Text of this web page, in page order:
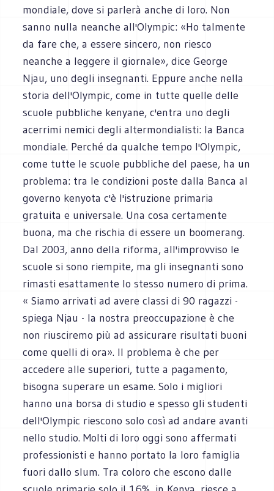
mondiale, dove si parlerà anche di loro. Non
sanno nulla neanche all'Olympic: «Ho talmente
da fare che, a essere sincero, non riesco
neanche a leggere il giornale», dice George
Njau, uno degli insegnanti. Eppure anche nella
storia dell'Olympic, come in tutte quelle delle
scuole pubbliche kenyane, c'entra uno degli
acerrimi nemici degli altermondialisti: la Banca
mondiale. Perché da qualche tempo l'Olympic,
come tutte le scuole pubbliche del paese, ha un
problema: tra le condizioni poste dalla Banca al
governo kenyota c'è l'istruzione primaria
gratuita e universale. Una cosa certamente
buona, ma che rischia di essere un boomerang.
Dal 2003, anno della riforma, all'improvviso le
scuole si sono riempite, ma gli insegnanti sono
rimasti esattamente lo stesso numero di prima.
« Siamo arrivati ad avere classi di 90 ragazzi -
spiega Njau - la nostra preoccupazione è che
non riusciremo più ad assicurare risultati buoni
come quelli di ora». Il problema è che per
accedere alle superiori, tutte a pagamento,
bisogna superare un esame. Solo i migliori
hanno una borsa di studio e spesso gli studenti
dell'Olympic riescono solo così ad andare avanti
nello studio. Molti di loro oggi sono affermati
professionisti e hanno portato la loro famiglia
fuori dallo slum. Tra coloro che escono dalle